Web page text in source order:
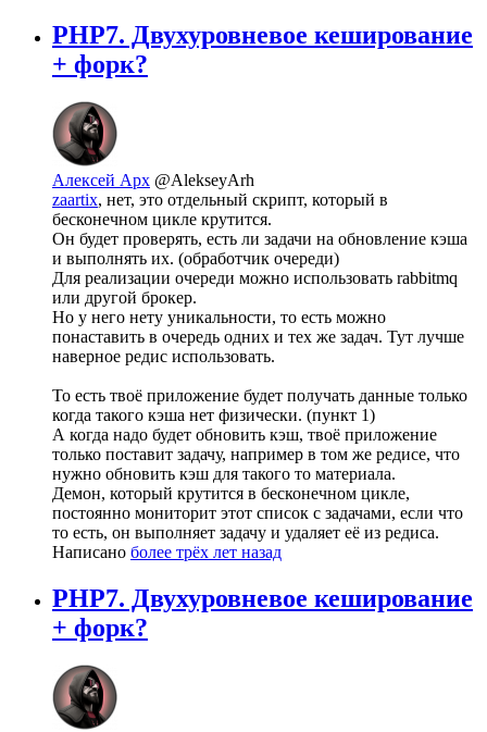
PHP7. Двухуровневое кеширование
+ форк?
Алексей Арх @AlekseyArh
zaartix, нет, это отдельный скрипт, который в
бесконечном цикле крутится.
Он будет проверять, есть ли задачи на обновление кэша
и выполнять их. (обработчик очереди)
Для реализации очереди можно использовать rabbitmq
или другой брокер.
Но у него нету уникальности, то есть можно
понаставить в очередь одних и тех же задач. Тут лучше
наверное редис использовать.
То есть твоё приложение будет получать данные только
когда такого кэша нет физически. (пункт 1)
А когда надо будет обновить кэш, твоё приложение
только поставит задачу, например в том же редисе, что
нужно обновить кэш для такого то материала.
Демон, который крутится в бесконечном цикле,
постоянно мониторит этот список с задачами, если что
то есть, он выполняет задачу и удаляет её из редиса.
Написано более трёх лет назад
PHP7. Двухуровневое кеширование
+ форк?